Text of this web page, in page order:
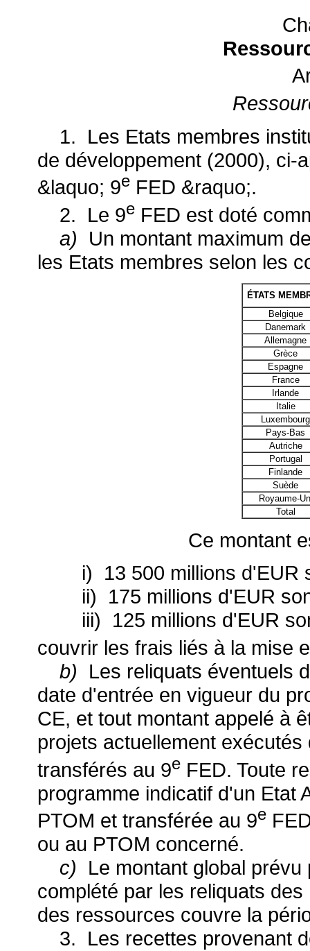
1. Les Etats membres
de développement (2000), ci-
&laquo; 9e FED &raquo;.
2. Le 9e FED est doté
a) Un montant maximum
les Etats membres selon les
ÉTATS
Belgique
Danemark
Allemagne
Grèce
Espagne
France
Irlande
Italie
Luxembourg
Pays-Bas
Autriche
Portugal
Finlande
Suède
Royaume-
Total
Ce montant
i) 13 500 millions d'EUR
ii) 175 millions d'EUR
iii) 125 millions d'EUR
couvrir les frais liés à la mise
b) Les reliquats éventuels
date d'entrée en vigueur du
CE, et tout montant appelé à
projets actuellement
transférés au 9e FED. Toute
programme indicatif d'un Etat
PTOM et transférée au 9e
ou au PTOM concerné.
c) Le montant global
complété par les reliquats
des ressources couvre la
3. Les recettes provenant